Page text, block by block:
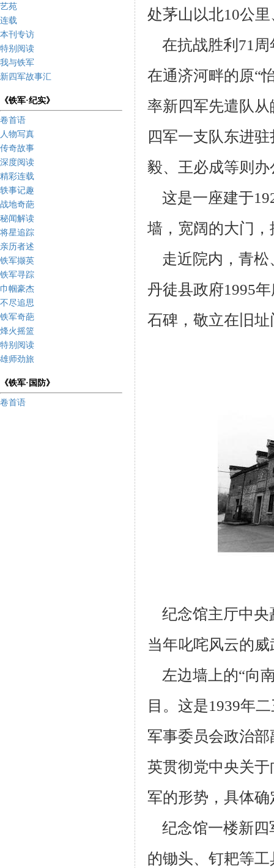
艺苑
连载
本刊专访
特别阅读
我与铁军
新四军故事汇
《铁军·纪实》
卷首语
人物写真
传奇故事
深度阅读
精彩连载
轶事记趣
战地奇葩
秘闻解读
将星追踪
亲历者述
铁军撷英
铁军寻踪
巾帼豪杰
不尽追思
铁军奇葩
烽火摇篮
特别阅读
雄师劲旅
《铁军·国防》
卷首语
处茅山以北10公
在抗战胜利 71
在通济河畔的原“
率新四军先遣队
四军一支队东进
毅、王必成等则
这是一座建于
墙，宽阔的大门
走近院内，青
丹徒县政府1995
石碑，敬立在旧
纪念馆主厅中
当年叱咤风云的
左边墙上的“向
目。这是1939年
军事委员会政治
英贯彻党中央关
军的形势，具体
纪念馆一楼新
的锄头、钉耙等